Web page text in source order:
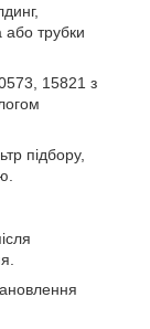
трубки
15821 з
підбору,